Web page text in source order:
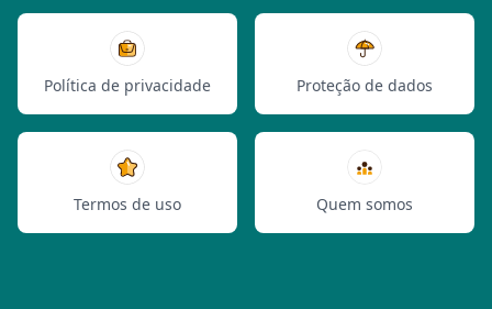
Política de privacidade Proteção de dados
Termos de uso Quem somos